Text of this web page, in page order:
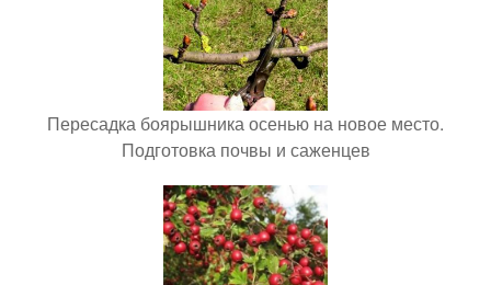
Пересадка боярышника осенью на новое место.
Подготовка почвы и саженцев